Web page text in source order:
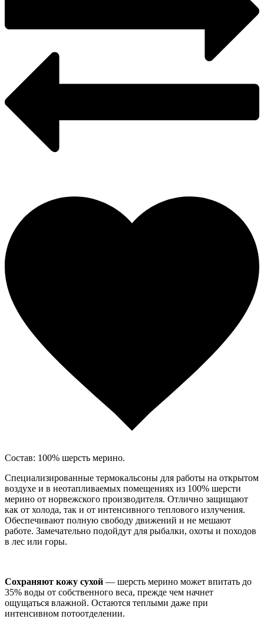
Состав: 100% шерсть мерино.
Специализированные термокальсоны для работы на открытом
воздухе и в неотапливаемых помещениях из 100% шерсти
мерино от норвежского производителя. Отлично защищают
как от холода, так и от интенсивного теплового излучения.
Обеспечивают полную свободу движений и не мешают
работе. Замечательно подойдут для рыбалки, охоты и походов
в лес или горы.
Сохраняют кожу сухой — шерсть мерино может впитать до
35% воды от собственного веса, прежде чем начнет
ощущаться влажной. Остаются теплыми даже при
интенсивном потоотделении.